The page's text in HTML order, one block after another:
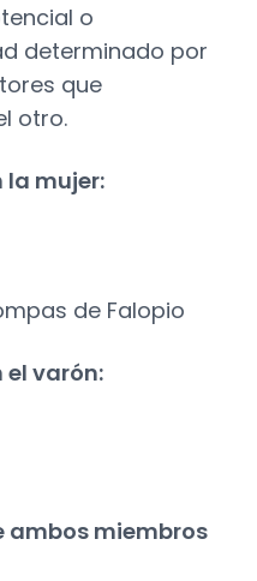
o
determinado por
que
otro.
la mujer:
de Falopio
el varón:
ambos miembros